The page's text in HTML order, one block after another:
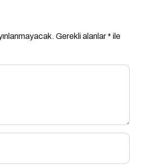
Gerekli alanlar* ile